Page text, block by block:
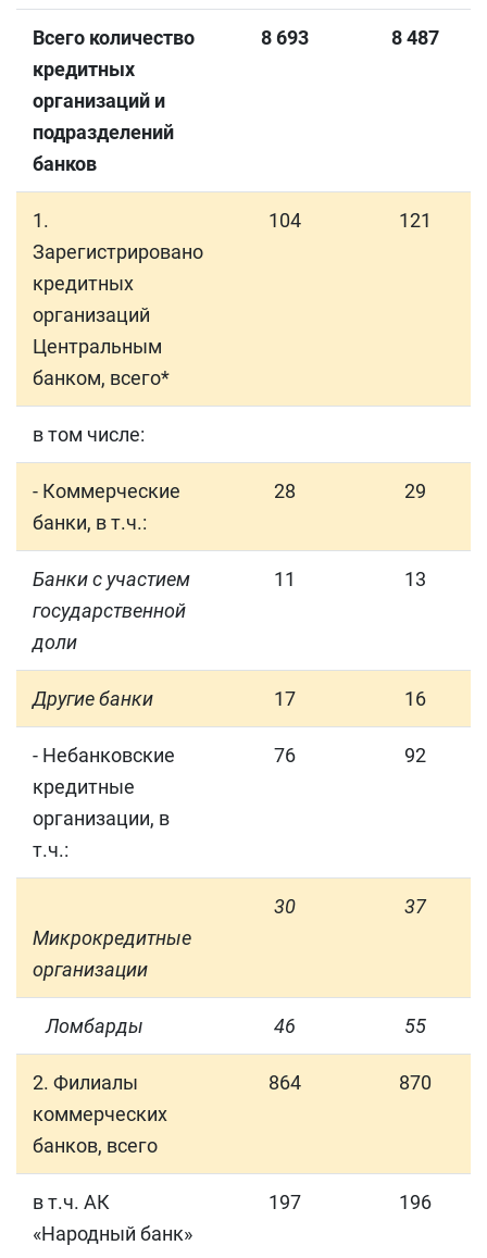
Всего количество
кредитных
организаций и
подразделений
банков
8 693 8 487
1.
Зарегистрировано
кредитных
организаций
Центральным
банком, всего*
104 121
в том числе:
- Коммерческие
банки, в т.ч.:
28 29
Банки с участием
государственной
доли
11 13
Другие банки 17 16
- Небанковские
кредитные
организации, в
т.ч.:
76 92
Микрокредитные
организации
30 37
Ломбарды 46 55
2. Филиалы
коммерческих
банков, всего
864 870
в т.ч. АК
«Народный банк»
197 196